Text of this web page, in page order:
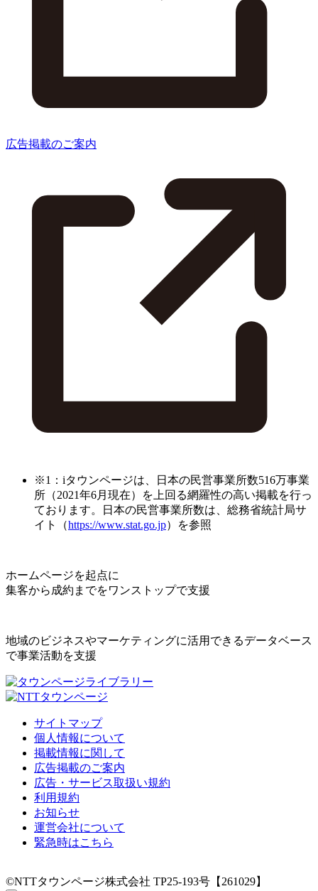
広告掲載のご案内
※1：iタウンページは、日本の民営事業所数516万事業
所（2021年6月現在）を上回る網羅性の高い掲載を行っ
ております。日本の民営事業所数は、総務省統計局サ
イト（https://www.stat.go.jp）を参照
ホームページを起点に
集客から成約までをワンストップで支援
地域のビジネスやマーケティングに活用できるデータベース
で事業活動を支援
サイトマップ
個人情報について
掲載情報に関して
広告掲載のご案内
広告・サービス取扱い規約
利用規約
お知らせ
運営会社について
緊急時はこちら
©NTTタウンページ株式会社 TP25-193号【261029】